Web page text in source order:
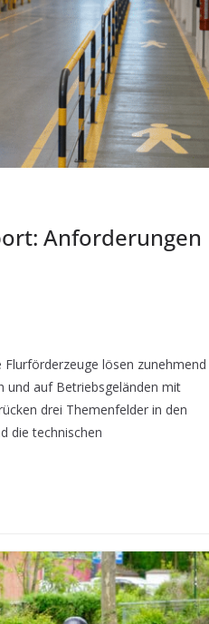
Anforderungen
lösen zunehmend
und auf Betriebsgeländen mit
drei Themenfelder in den
die technischen